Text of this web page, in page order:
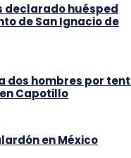
declarado huésped
de San Ignacio de
dos hombres por
Capotillo
en México